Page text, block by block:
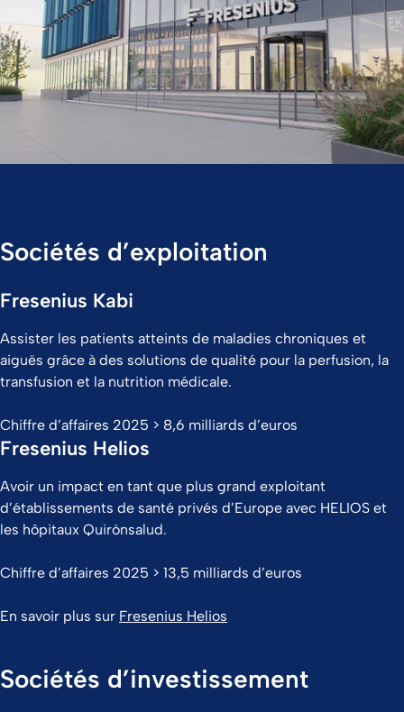
Sociétés d’exploitation
Fresenius Kabi
Assister les patients atteints de maladies chroniques et
aiguës grâce à des solutions de qualité pour la perfusion, la
transfusion et la nutrition médicale.
Chiffre d’affaires 2025 > 8,6 milliards d’euros
Fresenius Helios
Avoir un impact en tant que plus grand exploitant
d’établissements de santé privés d’Europe avec HELIOS et
les hôpitaux Quirónsalud.
Chiffre d’affaires 2025 > 13,5 milliards d’euros
En savoir plus sur Fresenius Helios
Sociétés d’investissement